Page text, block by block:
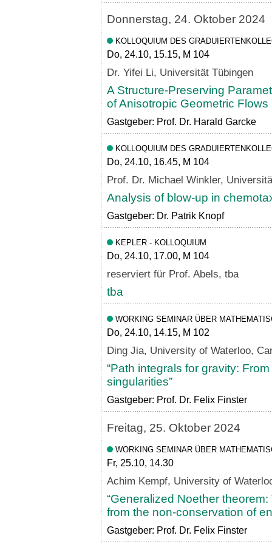
Donnerstag, 24. Oktober 2024
KOLLOQUIUM DES
Do, 24.10, 15.15, M 104
Dr. Yifei Li, Universität Tübingen
A Structure-Preserving
of Anisotropic Geometric Flows
Gastgeber: Prof. Dr. Harald Garcke
KOLLOQUIUM DES
Do, 24.10, 16.45, M 104
Prof. Dr. Michael Winkler,
Analysis of blow-up in
Gastgeber: Dr. Patrik Knopf
KEPLER - KOLLOQUIUM
Do, 24.10, 17.00, M 104
reserviert für Prof. Abels, tba
tba
WORKING SEMINAR ÜBER
Do, 24.10, 14.15, M 102
Ding Jia, University of Waterloo,
“Path integrals for gravity:
singularities”
Gastgeber: Prof. Dr. Felix Finster
Freitag, 25. Oktober 2024
WORKING SEMINAR ÜBER
Fr, 25.10, 14.30
Achim Kempf, University of
“Generalized Noether
from the non-conservation of
Gastgeber: Prof. Dr. Felix Finster